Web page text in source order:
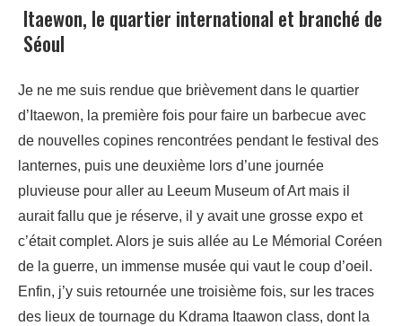
Itaewon, le quartier international et branché de
Séoul
Je ne me suis rendue que brièvement dans le quartier
d’Itaewon, la première fois pour faire un barbecue avec
de nouvelles copines rencontrées pendant le festival des
lanternes, puis une deuxième lors d’une journée
pluvieuse pour aller au Leeum Museum of Art mais il
aurait fallu que je réserve, il y avait une grosse expo et
c’était complet. Alors je suis allée au Le Mémorial Coréen
de la guerre, un immense musée qui vaut le coup d’oeil.
Enfin, j’y suis retournée une troisième fois, sur les traces
des lieux de tournage du Kdrama Itaawon class, dont la